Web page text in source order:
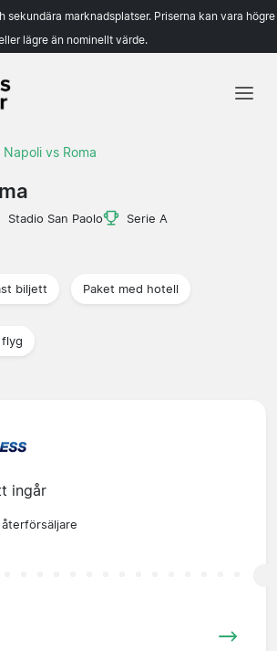
sekundära marknadsplatser. Priserna kan vara högre
lägre än nominellt värde.
Napoli vs Roma
Stadio San Paolo
Serie A
biljett Paket med hotell
ingår